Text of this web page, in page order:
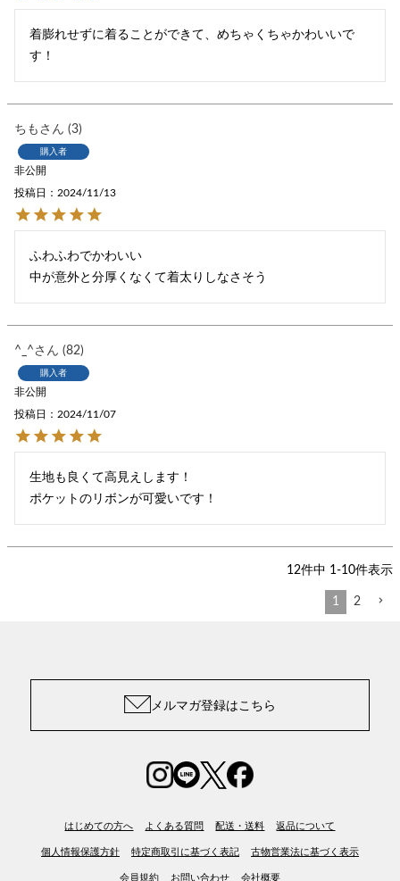
着膨れせずに着ることができて、めちゃくちゃかわいいで
す！
ちも 3
購入者
非公開
投稿日 2024/11/13
ふわふわでかわいい
中が意外と分厚くなくて着太りしなさそう
^_^ 82
購入者
非公開
投稿日 2024/11/07
生地も良くて高見えします！
ポケットのリボンが可愛いです！
12件中 1 -10件表示
1 2
メルマガ登録はこちら
はじめての方へ よくある質問 配送・送料 返品について
個人情報保護方針 特定商取引に基づく表記 古物営業法に基づく表示
会員規約 お問い合わせ 会社概要